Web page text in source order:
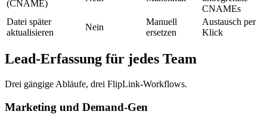
(CNAME)
CNAMEs
Datei später
aktualisieren
Nein
Manuell
ersetzen
Austausch per
Klick
Lead-Erfassung für jedes Team
Drei gängige Abläufe, drei FlipLink-Workflows.
Marketing und Demand-Gen